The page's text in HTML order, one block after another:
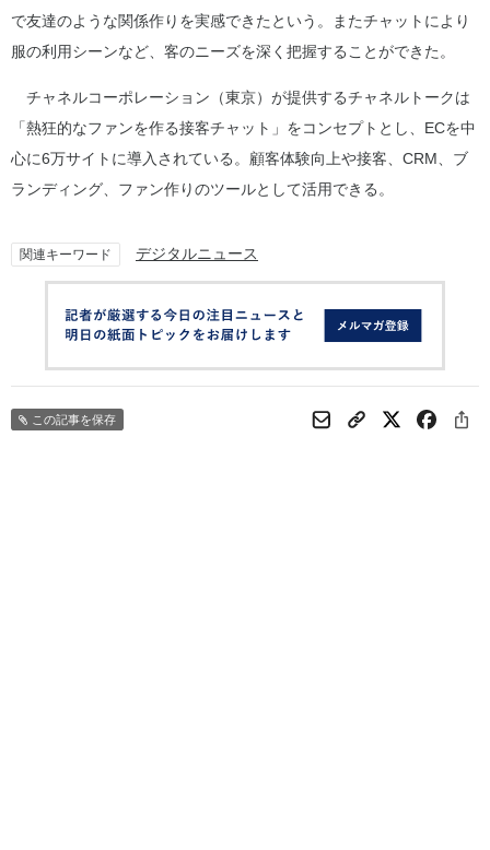
で友達のような関係作りを実感できたという。またチャットにより
服の利用シーンなど、客のニーズを深く把握することができた。
チャネルコーポレーション（東京）が提供するチャネルトークは
「熱狂的なファンを作る接客チャット」をコンセプトとし、ECを中
心に6万サイトに導入されている。顧客体験向上や接客、CRM、ブ
ランディング、ファン作りのツールとして活用できる。
関連キーワード デジタルニュース
この記事を保存